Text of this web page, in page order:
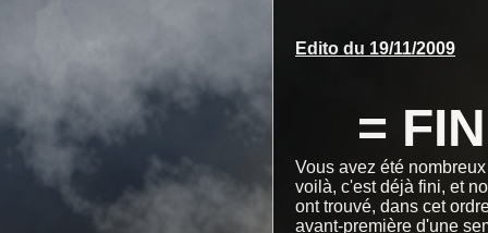
Edito du 19/11/2009
=
Vous avez été
voilà, c'est déjà fini, et
ont trouvé, dans cet
avant-première d'une